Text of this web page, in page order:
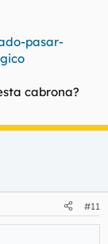
pasar-
cabrona?
#11